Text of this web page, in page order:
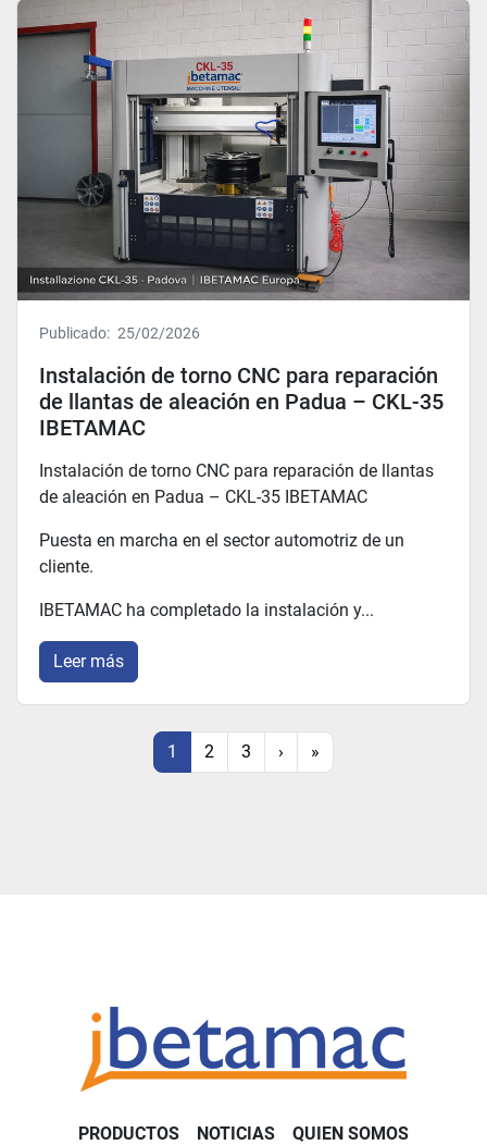
Publicado: 25/02/2026
Instalación de torno CNC para reparación
de llantas de aleación en Padua – CKL-35
IBETAMAC
Instalación de torno CNC para reparación de llantas
de aleación en Padua – CKL-35 IBETAMAC
Puesta en marcha en el sector automotriz de un
cliente.
IBETAMAC ha completado la instalación y...
Leer más
1 2 3 › »
PRODUCTOS NOTICIAS QUIEN SOMOS